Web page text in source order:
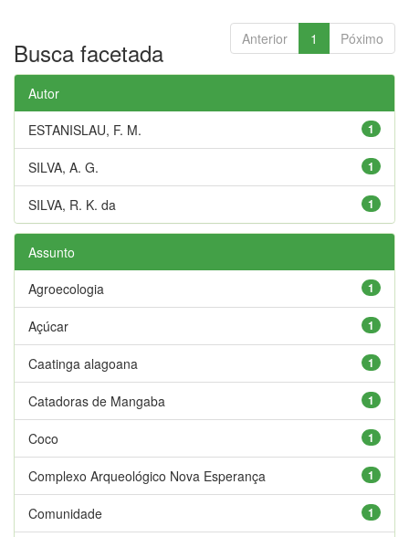
Anterior 1 Póximo
Busca facetada
Autor
1
ESTANISLAU, F. M.
1
SILVA, A. G.
1
SILVA, R. K. da
Assunto
1
Agroecologia
1
Açúcar
1
Caatinga alagoana
1
Catadoras de Mangaba
1
Coco
1
Complexo Arqueológico Nova Esperança
1
Comunidade